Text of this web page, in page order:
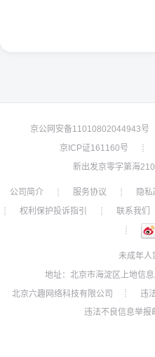
京公网安备11010802044943号
京ICP证161160号
┊
新出发京零字第海
公司简介 ┊ 服务协议 ┊ 隐私
┊
权利保护投诉指引 ┊ 联系我们
┊
未成年人
地址：北京市海淀区上地信
北京六趣网络科技有限公司
┊ 违
违法不良信息举